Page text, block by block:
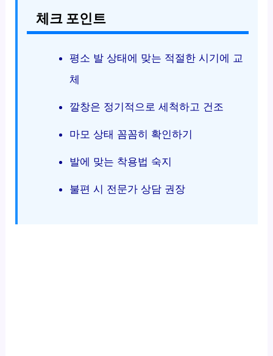
체크 포인트
평소 발 상태에 맞는 적절한 시기에 교
체
깔창은 정기적으로 세척하고 건조
마모 상태 꼼꼼히 확인하기
발에 맞는 착용법 숙지
불편 시 전문가 상담 권장